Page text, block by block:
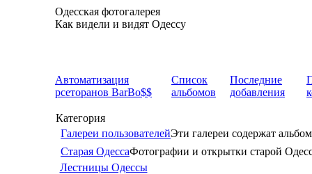
Одесская фотогалерея
Как видели и видят Одессу
Автоматизация
рсеторанов BarBo$$
Список
альбомов
Последние
добавления
Категория
Галереи пользователейЭти галереи содержат
Старая ОдессаФотографии и открытки старой
Лестницы Одессы